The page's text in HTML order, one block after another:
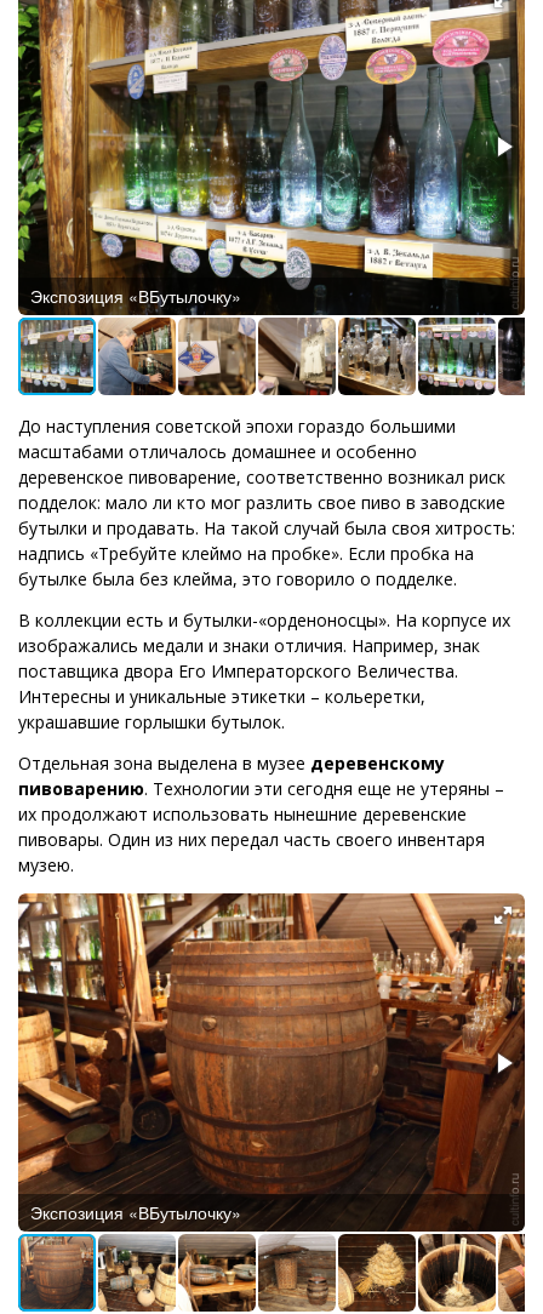
Экспозиция «ВБутылочку»
До наступления советской эпохи гораздо большими
масштабами отличалось домашнее и особенно
деревенское пивоварение, соответственно возникал риск
подделок: мало ли кто мог разлить свое пиво в заводские
бутылки и продавать. На такой случай была своя хитрость:
надпись «Требуйте клеймо на пробке». Если пробка на
бутылке была без клейма, это говорило о подделке.
В коллекции есть и бутылки-«орденоносцы». На корпусе их
изображались медали и знаки отличия. Например, знак
поставщика двора Его Императорского Величества.
Интересны и уникальные этикетки – кольеретки,
украшавшие горлышки бутылок.
Отдельная зона выделена в музее деревенскому
пивоварению. Технологии эти сегодня еще не утеряны –
их продолжают использовать нынешние деревенские
пивовары. Один из них передал часть своего инвентаря
музею.
Экспозиция «ВБутылочку»